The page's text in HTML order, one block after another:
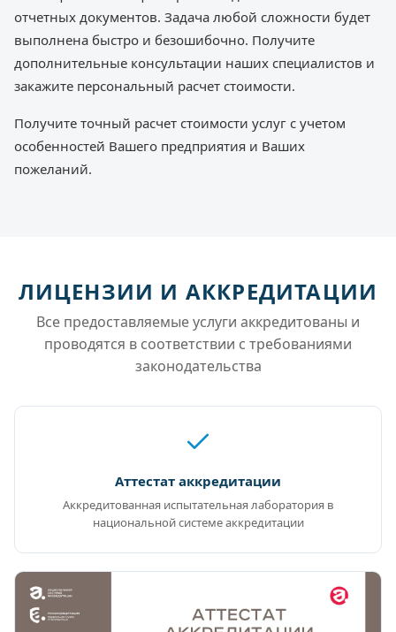
отчетных документов. Задача любой сложности будет
выполнена быстро и безошибочно. Получите
дополнительные консультации наших специалистов и
закажите персональный расчет стоимости.
Получите точный расчет стоимости услуг с учетом
особенностей Вашего предприятия и Ваших
пожеланий.
ЛИЦЕНЗИИ И АККРЕДИТАЦИИ
Все предоставляемые услуги аккредитованы и
проводятся в соответствии с требованиями
законодательства
Аттестат аккредитации
Аккредитованная испытательная лаборатория в
национальной системе аккредитации